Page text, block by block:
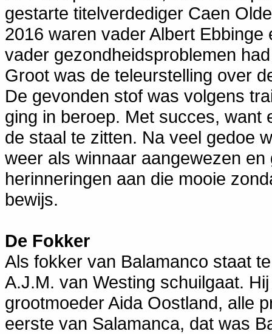
gestarte titelverdediger Caen
2016 waren vader Albert
vader gezondheidsproblemen
Groot was de teleurstelling over
De gevonden stof was volgens
ging in beroep. Met succes, want
de staal te zitten. Na veel gedoe
weer als winnaar aangewezen
herinneringen aan die mooie
bewijs.
De Fokker
Als fokker van Balamanco staat
A.J.M. van Westing schuilgaat.
grootmoeder Aida Oostland, alle
eerste van Salamanca, dat was